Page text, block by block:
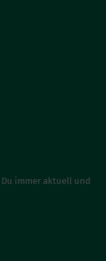
immer aktuell und